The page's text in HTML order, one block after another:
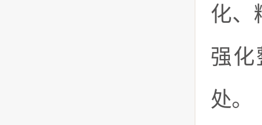
化、
强化
处。